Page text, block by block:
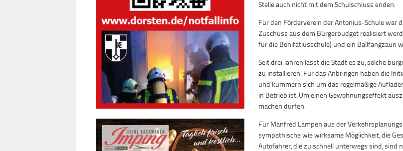
Stelle auch nicht mit dem Schulschluss enden.
Für den Förderverein der Antonius-Schule war
Zuschuss aus dem Bürgerbudget realisiert
für die Bonifatiusschule) und ein Ballfangzaun
Seit drei Jahren lässt die Stadt es zu, solche
zu installieren. Für das Anbringen haben die
und kümmern sich um das regelmäßige
in Betrieb ist: Um einen Gewöhnungseffekt
machen dürfen.
Für Manfred Lampen aus der
sympathische wie wirksame Möglichkeit, die
Autofahrer, die zu schnell unterwegs sind, sind